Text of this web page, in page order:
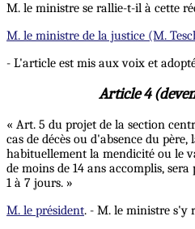
M. le ministre se rallie-t-il à cette
M. le ministre de la justice (M.
- L'article est mis aux voix et
Article 4
« Art. 5 du projet de la section
cas de décès ou d'absence du
habituellement la mendicité ou le
de moins de 14 ans accomplis,
1 à 7 jours. »
M. le président. - M. le ministre s'y